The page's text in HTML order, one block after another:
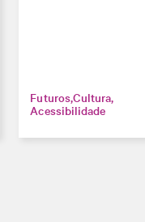
FuturosCultura
Acessibilidade